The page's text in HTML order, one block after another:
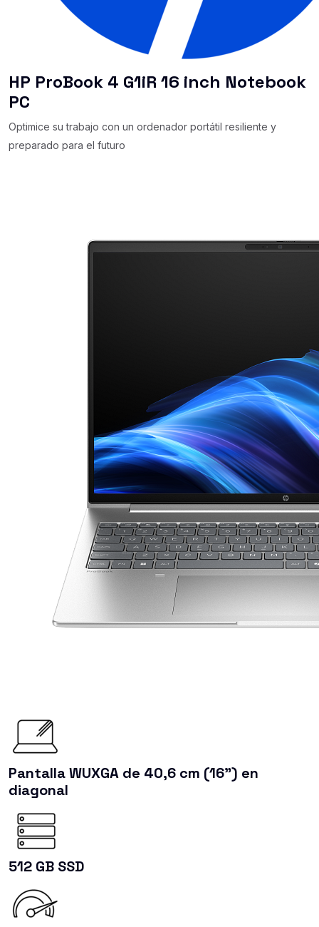
HP ProBook 4 G1iR 16 inch Notebook
PC
Optimice su trabajo con un ordenador portátil resiliente y
preparado para el futuro
Pantalla WUXGA de 40,6 cm (16") en
diagonal
512 GB SSD